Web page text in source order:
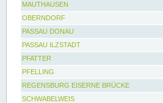
MAUTHAUSEN
OBERNDORF
PASSAU DONAU
PASSAU ILZSTADT
PFATTER
PFELLING
REGENSBURG EISERNE BRÜCKE
SCHWABELWEIS